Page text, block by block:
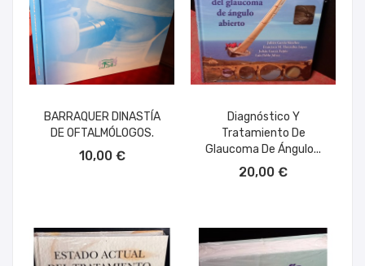
BARRAQUER DINASTÍA
DE OFTALMÓLOGOS.
10,00 €
Diagnóstico Y
Tratamiento De
Glaucoma De Ángulo...
20,00 €